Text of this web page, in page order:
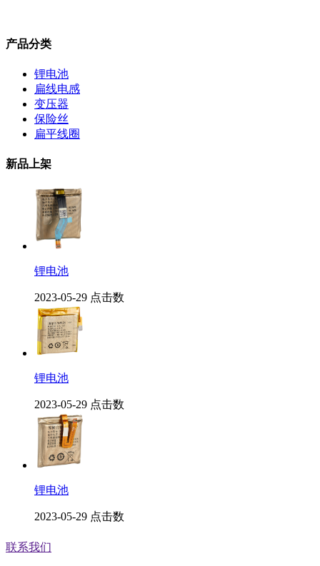
产品分类
锂电池
扁线电感
变压器
保险丝
扁平线圈
新品上架
锂电池
2023-05-29 点击数
锂电池
2023-05-29 点击数
锂电池
2023-05-29 点击数
联系我们